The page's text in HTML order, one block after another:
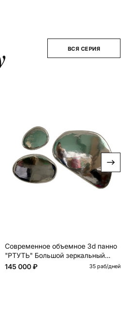
ВСЯ СЕРИЯ
Cовременное объемное 3d панно
"РТУТЬ" Большой зеркальный
декор на стену
145 000 ₽ 35 раб/дней